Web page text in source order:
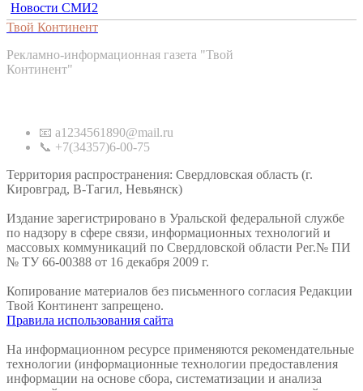
Новости СМИ2
Твой Континент
Рекламно-информационная газета "Твой
Континент"
📧 a1234561890@mail.ru
📞 +7(34357)6-00-75
Территория распространения: Свердловская область (г.
Кировград, В-Тагил, Невьянск)
Издание зарегистрировано в Уральской федеральной службе
по надзору в сфере связи, информационных технологий и
массовых коммуникаций по Свердловской области Рег.№ ПИ
№ ТУ 66-00388 от 16 декабря 2009 г.
Копирование материалов без письменного согласия Редакции
Твой Континент запрещено.
Правила использования сайта
На информационном ресурсе применяются рекомендательные
технологии (информационные технологии предоставления
информации на основе сбора, систематизации и анализа